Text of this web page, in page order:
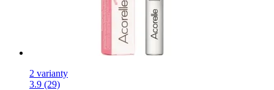
2 varianty
3.9 (29)